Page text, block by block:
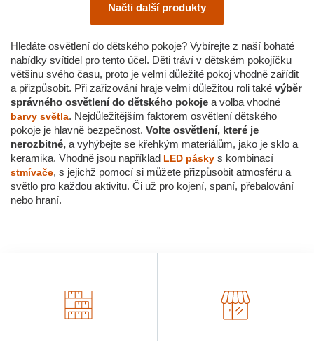
Načti další produkty
Hledáte osvětlení do dětského pokoje? Vybírejte z naší bohaté
nabídky svítidel pro tento účel. Děti tráví v dětském pokojíčku
většinu svého času, proto je velmi důležité pokoj vhodně zařídit
a přizpůsobit. Při zařizování hraje velmi důležitou roli také výběr
správného osvětlení do dětského pokoje a volba vhodné
barvy světla. Nejdůležitějším faktorem osvětlení dětského
pokoje je hlavně bezpečnost. Volte osvětlení, které je
nerozbitné, a vyhýbejte se křehkým materiálům, jako je sklo a
keramika. Vhodně jsou například LED pásky s kombinací
stmívače, s jejichž pomocí si můžete přizpůsobit atmosféru a
světlo pro každou aktivitu. Či už pro kojení, spaní, přebalování
nebo hraní.